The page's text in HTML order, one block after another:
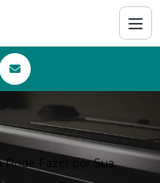
Pode Fazer por Sua